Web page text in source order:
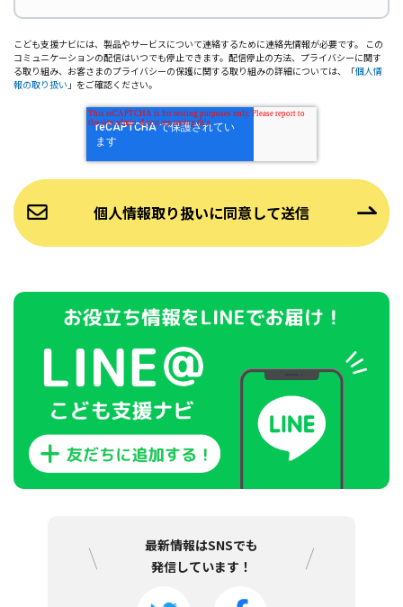
こども支援ナビには、製品やサービスについて連絡するために連絡先情報が必要です。 この
コミュニケーションの配信はいつでも停止できます。配信停止の方法、プライバシーに関す
る取り組み、お客さまのプライバシーの保護に関する取り組みの詳細については、「個人情
報の取り扱い 」をご確認ください。
最新情報はSNSでも
発信しています！